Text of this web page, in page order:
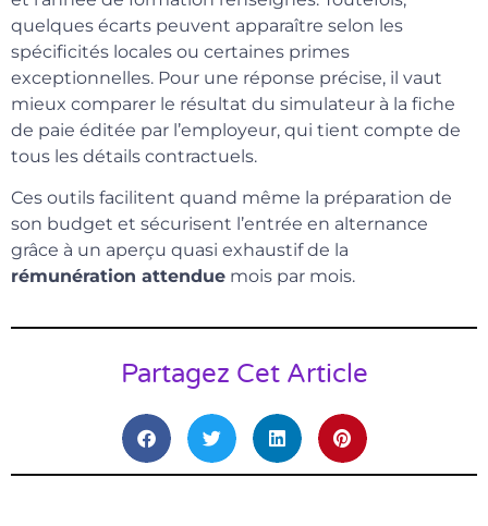
quelques écarts peuvent apparaître selon les
spécificités locales ou certaines primes
exceptionnelles. Pour une réponse précise, il vaut
mieux comparer le résultat du simulateur à la fiche
de paie éditée par l’employeur, qui tient compte de
tous les détails contractuels.
Ces outils facilitent quand même la préparation de
son budget et sécurisent l’entrée en alternance
grâce à un aperçu quasi exhaustif de la
rémunération attendue mois par mois.
Partagez Cet Article